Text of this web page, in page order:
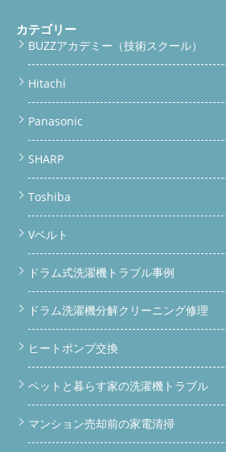
カテゴリー
BUZZアカデミー（技術スクール）
Hitachi
Panasonic
SHARP
Toshiba
Vベルト
ドラム式洗濯機トラブル事例
ドラム洗濯機分解クリーニング修理
ヒートポンプ交換
ペットと暮らす家の洗濯機トラブル
マンション売却前の家電清掃